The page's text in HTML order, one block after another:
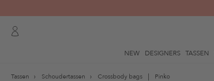
NEW DESIGNERS TASSEN
Tassen Schoudertassen Crossbody bags Pinko